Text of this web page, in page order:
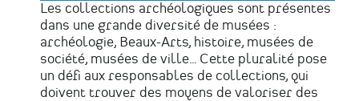
Les collections archéologiques sont présentes
dans une grande diversité de musées :
archéologie, Beaux-Arts, histoire, musées de
société, musées de ville… Cette pluralité pose
un défi aux responsables de collections, qui
doivent trouver des moyens de valoriser des